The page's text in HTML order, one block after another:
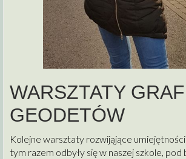
WARSZTATY
GEODETÓW
Kolejne warsztaty rozwijąjące
tym razem odbyły się w naszej szkole, pod